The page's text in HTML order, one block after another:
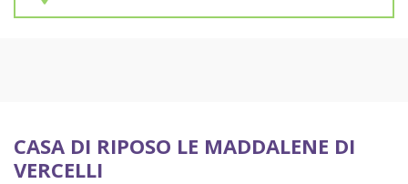
CASA DI RIPOSO LE MADDALENE DI
VERCELLI